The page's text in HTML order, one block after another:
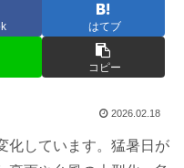
はてブ
コピー
2026.02.18
しています。猛暑日が